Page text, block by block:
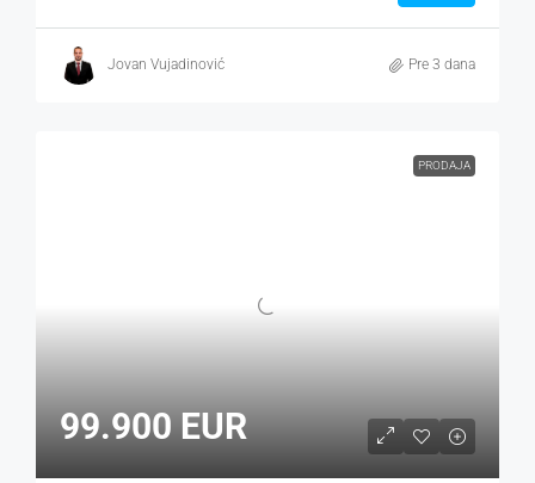
Jovan Vujadinović Pre 3 dana
PRODAJA
99.900 EUR